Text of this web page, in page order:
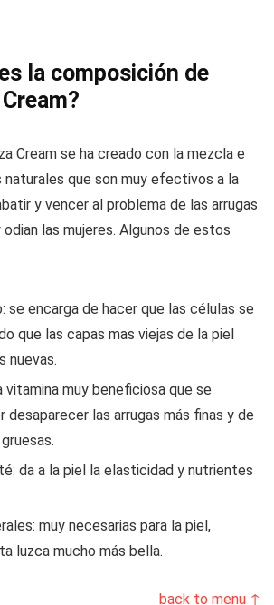
la composición de
Cream se ha creado con la mezcla e
naturales que son muy efectivos a la
y vencer al problema de las arrugas
las mujeres. Algunos de estos
se encarga de hacer que las células se
que las capas mas viejas de la piel
nuevas.
vitamina muy beneficiosa que se
desaparecer las arrugas más finas y de
da a la piel la elasticidad y nutrientes
muy necesarias para la piel,
luzca mucho más bella.
back to menu ↑